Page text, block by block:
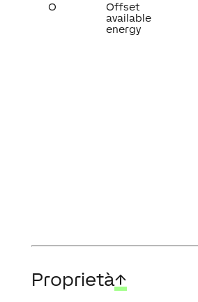
O
Offset
available
energy
Proprietà↑